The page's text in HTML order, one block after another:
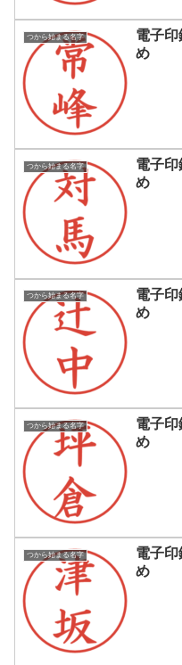
つから始まる名字
電子
め
つから始まる名字
電子
め
つから始まる名字
電子
め
つから始まる名字
電子
め
つから始まる名字
電子
め